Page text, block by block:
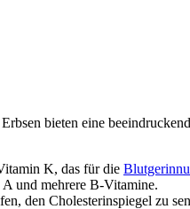
bieten eine
K, das für die
und mehrere B-Vitamine.
den Cholesterinspiegel zu